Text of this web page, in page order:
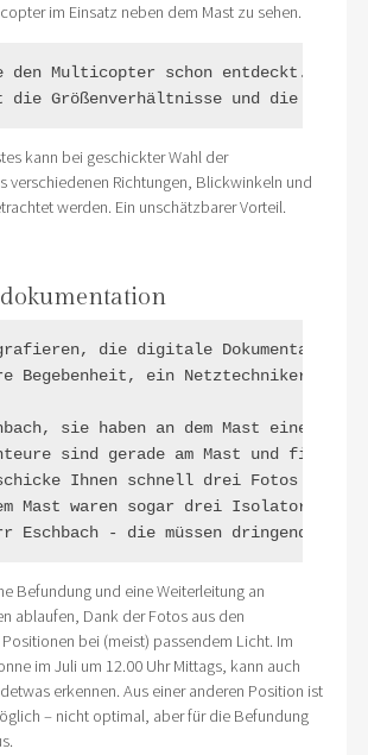
im Einsatz neben dem Mast zu sehen.
den Multicopter schon entdeckt.
die Größenverhältnisse und die Sicht
kann bei geschickter Wahl der
verschiedenen Richtungen, Blickwinkeln und
werden. Ein unschätzbarer Vorteil.
die digitale
Begebenheit, ein Netztechniker
sie haben an dem Mast einen
sind gerade am Mast und finden
Ihnen schnell drei Fotos vom
Mast waren sogar drei
Eschbach - die müssen dringend
Befundung und eine Weiterleitung an
ablaufen, Dank der Fotos aus den
bei (meist) passendem Licht. Im
im Juli um 12.00 Uhr Mittags, kann auch
erkennen. Aus einer anderen Position ist
– nicht optimal, aber für die Befundung